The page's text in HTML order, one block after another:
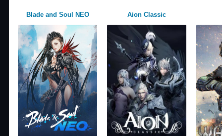
Blade and Soul NEO Aion Classic